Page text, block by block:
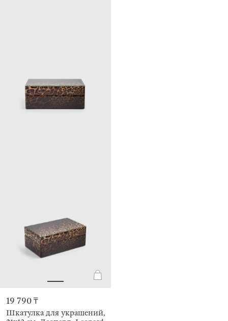
19 790 ₸
Шкатулка для украшений,